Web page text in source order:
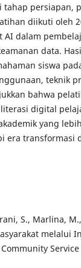
persiapan,
diikuti oleh
AI dalam
data.
siswa
teknik
bahwa
digital
yang
era transformasi
S., Marlina,
melalui
Service